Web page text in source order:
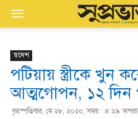
স্বদেশ
পটিয়ায় স্ত্রীকে খুন
আত্মগোপন, ১২ দিন
বৃহস্পতিবার, মে ২৮, ২০২০; সময় : ৪:২৯